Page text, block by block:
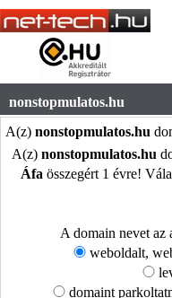
nonstopmulatos.hu
A(z) nonstopmulatos.hu
A(z) nonstopmulatos.hu
Áfa összegért 1 évre!
A domain nevet az
weboldalt,
domaint